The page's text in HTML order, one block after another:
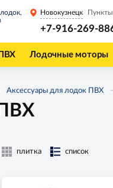
Новокузнецк
+7-916-269-
Лодочные моторы
Аксессуары для лодок ПВХ
плитка список